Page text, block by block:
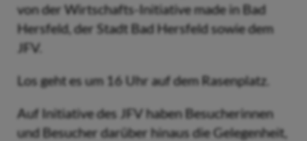
von der Wirtschafts-Initiative made in Bad
Hersfeld, der Stadt Bad Hersfeld sowie dem
JFV.
Los geht es um 16 Uhr auf dem Rasenplatz.
Auf Initiative des JFV haben Besucherinnen
und Besucher darüber hinaus die Gelegenheit,